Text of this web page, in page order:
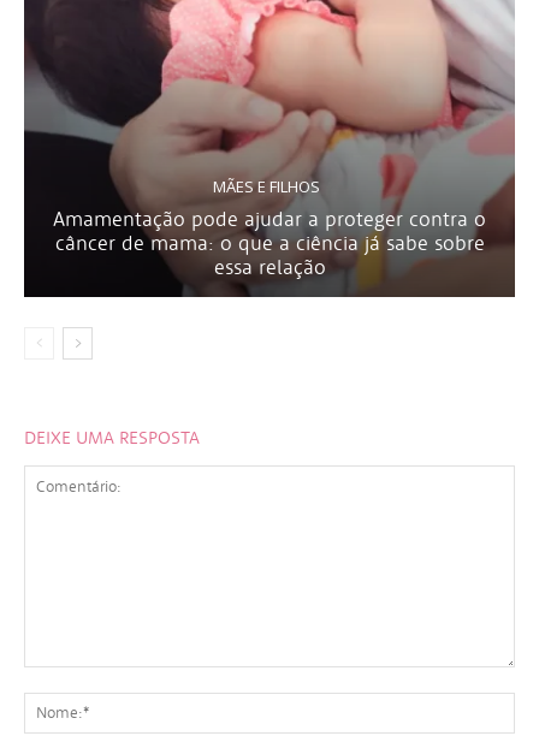
MÃES E FILHOS
Amamentação pode ajudar a proteger contra o
câncer de mama: o que a ciência já sabe sobre
essa relação
DEIXE UMA RESPOSTA